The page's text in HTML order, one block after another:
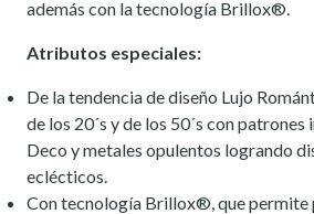
además con la tecnología Brillox®.
Atributos especiales:
De la tendencia de diseño Lujo
de los 20´s y de los 50´s con
Deco y metales opulentos logrando
eclécticos.
Con tecnología Brillox®, que permite